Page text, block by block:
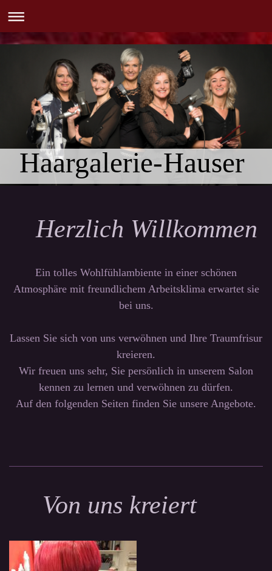
Haargalerie-Hauser
Herzlich Willkommen
Ein tolles Wohlfühlambiente in einer schönen
Atmosphäre mit freundlichem Arbeitsklima erwartet sie
bei uns.
Lassen Sie sich von uns verwöhnen und Ihre Traumfrisur
kreieren.
Wir freuen uns sehr, Sie persönlich in unserem Salon
kennen zu lernen und verwöhnen zu dürfen.
Auf den folgenden Seiten finden Sie unsere Angebote.
Von uns kreiert